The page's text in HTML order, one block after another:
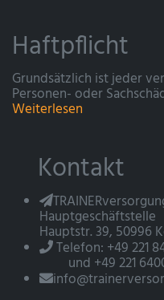
Haftpflicht
Grundsätzlich ist jeder
Personen- oder
Weiterlesen
Kontakt
Hauptgeschäftstelle
Hauptstr. 39, 50996
Telefon: +49 221
und +49 221